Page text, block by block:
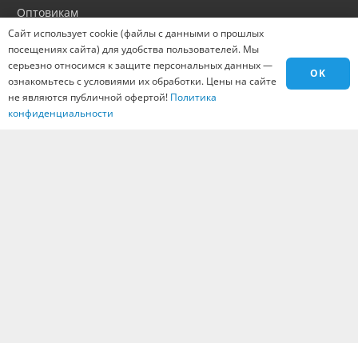
Оптовикам
Материалы
Города
Контакты
Вакансии
Сайт использует cookie (файлы с данными о прошлых
посещениях сайта) для удобства пользователей. Мы
серьезно относимся к защите персональных данных —
ознакомьтесь с условиями их обработки. Цены на сайте
не являются публичной офертой! Политика
конфиденциальности
OK